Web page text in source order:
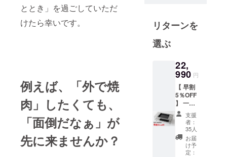
ととき」を過ごしていただ
けたら幸いです。
例えば、「外で焼
肉」したくても、
「面倒だなぁ」が
先に来ませんか？
しい毎日を
送る現代人
に、ゆっく
間を過ごし
てほしい、
そのきっか
けになれた
らとスター
トしまし
た。豊かな
心を育む時
間を私たち
リターンを
選ぶ
22,
990 円
【 早割
5％OFF
】 一般
販売予
定価
格：
24,200
円(税込)
支援
者：
35人
お届
け予
定：